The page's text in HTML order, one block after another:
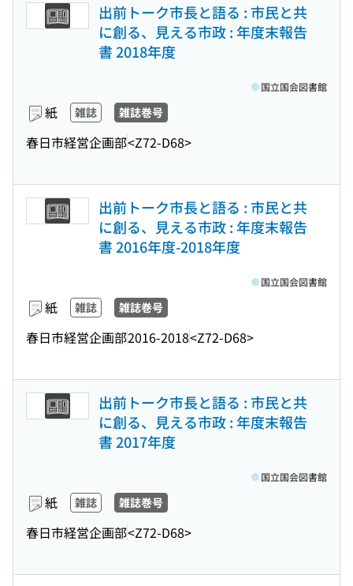
出前トーク市長と語る : 市民と共
に創る、見える市政 : 年度末報告
書 2018年度
紙 雑誌 雑誌巻号
春日市経営企画部<Z72-D68>
国立国会図書館
出前トーク市長と語る : 市民と共
に創る、見える市政 : 年度末報告
書 2016年度-2018年度
紙 雑誌 雑誌巻号
春日市経営企画部2016-2018<Z72-D68>
国立国会図書館
出前トーク市長と語る : 市民と共
に創る、見える市政 : 年度末報告
書 2017年度
紙 雑誌 雑誌巻号
春日市経営企画部<Z72-D68>
国立国会図書館